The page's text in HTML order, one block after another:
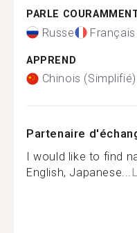
PARLE
Russe Français
APPREND
Chinois (Simplifié)
Partenaire
I would like to find
English, Japanese...